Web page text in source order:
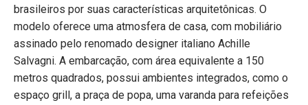
brasileiros por suas características arquitetônicas. O
modelo oferece uma atmosfera de casa, com mobiliário
assinado pelo renomado designer italiano Achille
Salvagni. A embarcação, com área equivalente a 150
metros quadrados, possui ambientes integrados, como o
espaço grill, a praça de popa, uma varanda para refeições